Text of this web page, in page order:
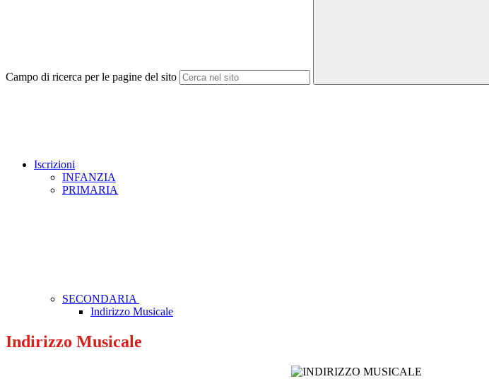
Campo di ricerca per le pagine del sito
Iscrizioni
INFANZIA
PRIMARIA
SECONDARIA
Indirizzo Musicale
Indirizzo Musicale